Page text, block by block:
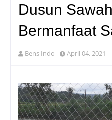
Dusun
Bermanfaat
Bens Indo April 04, 2021